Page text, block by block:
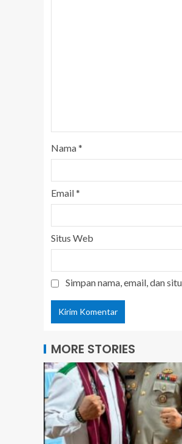
Nama*
Email*
Situs Web
Simpan nama, email, dan
MORE STORIES